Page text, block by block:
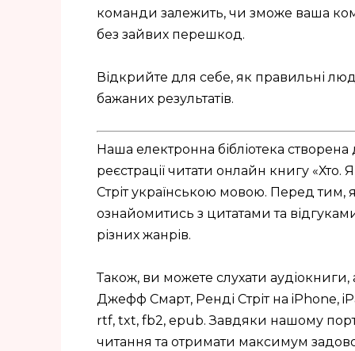
команди залежить, чи зможе ваша
без зайвих перешкод.
Відкрийте для себе, як правильні
бажаних результатів.
Наша електронна бібліотека
реєстрації читати онлайн книгу
Стріт українською мовою. Перед тим,
ознайомитись з цитатами та
різних жанрів.
Також, ви можете слухати
Джефф Смарт, Ренді Стріт на iPhone,
rtf, txt, fb2, epub. Завдяки нашому
читання та отримати максимум